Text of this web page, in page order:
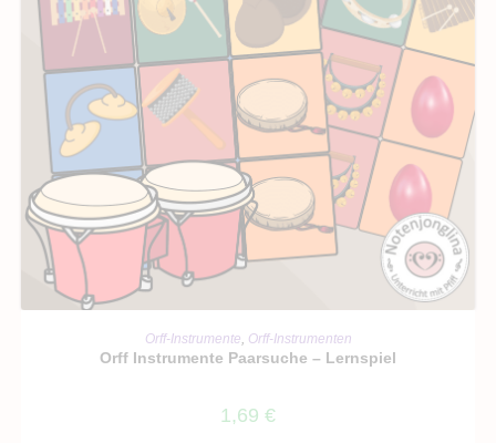
IN DEN WARENKORB
Orff-Instrumente, Orff-Instrumenten
Orff Instrumente Paarsuche – Lernspiel
1,69 €